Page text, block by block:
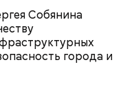
Собянина
города и
улицы
разных районов
по делам по
годах. В здании
обустроен
зверят, которые
тысяч пассажиров